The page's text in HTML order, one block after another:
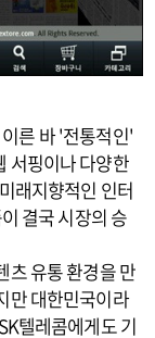
른 바 '전통적인'
서핑이나 다양한
래지향적인 인터
결국 시장의 승
츠 유통 환경을 만
만 대한민국이라
텔레콤에게도 기